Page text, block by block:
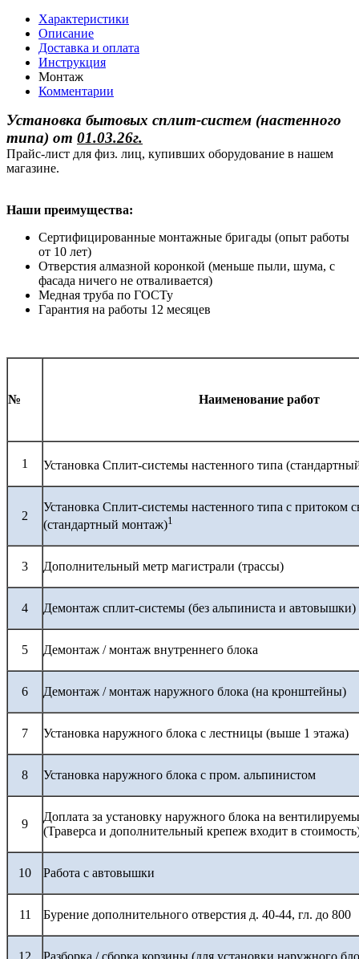
Характеристики
Описание
Доставка и оплата
Инструкция
Монтаж
Комментарии
Установка бытовых сплит-систем (настенного
типа) от 01.03.26г.
Прайс-лист для физ. лиц, купивших оборудование в нашем
магазине.
Наши преимущества:
Сертифицированные монтажные бригады (опыт работы
от 10 лет)
Отверстия алмазной коронкой (меньше пыли, шума, с
фасада ничего не отваливается)
Медная труба по ГОСТу
Гарантия на работы 12 месяцев
№ Наименование работ
1 Установка Сплит-системы настенного типа
2
Установка Сплит-системы настенного типа с притоком
(стандартный монтаж)1
3 Дополнительный метр магистрали (трассы)
4 Демонтаж сплит-системы (без альпиниста и автовышки)
5 Демонтаж / монтаж внутреннего блока
6 Демонтаж / монтаж наружного блока (на кронштейны)
7 Установка наружного блока с лестницы (выше 1 этажа)
8 Установка наружного блока с пром. альпинистом
9
Доплата за установку наружного блока на
(Траверса и дополнительный крепеж входит в
10 Работа с автовышки
11 Бурение дополнительного отверстия д. 40-44, гл. до 800